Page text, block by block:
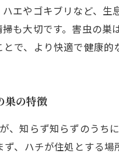
エやゴキブリなど、
も大切です。害虫の
で、より快適で健康的
巣の特徴
、知らず知らずのうち
、ハチが住処とする